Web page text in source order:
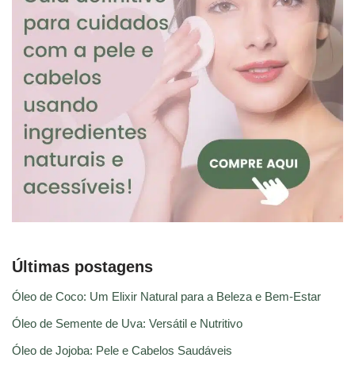
Últimas postagens
Óleo de Coco: Um Elixir Natural para a Beleza e Bem-Estar
Óleo de Semente de Uva: Versátil e Nutritivo
Óleo de Jojoba: Pele e Cabelos Saudáveis